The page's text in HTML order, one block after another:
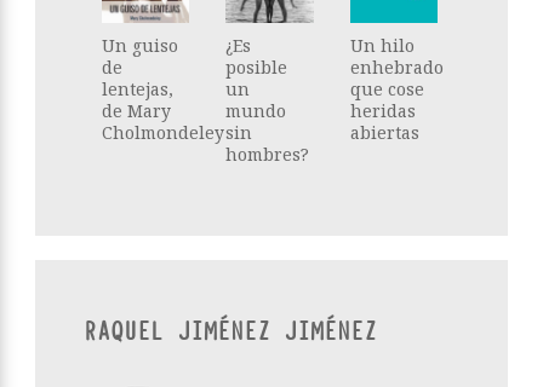
Un guiso
de
lentejas,
de Mary
Cholmondeley
¿Es
posible
un
mundo
sin
hombres?
Un hilo
enhebrado
que cose
heridas
abiertas
RAQUEL JIMÉNEZ JIMÉNEZ